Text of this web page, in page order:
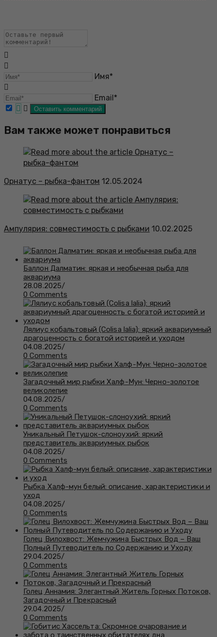
Имя*
Email*
Вам также может понравиться
Орнатус – рыбка-фантом 12.05.2024
Ампулярия: совместимость с рыбками 10.02.2025
Баллон Далматин: яркая и необычная рыба для
аквариума
28.08.2025/
0 Comments
Лялиус кобальтовый (Colisa lalia): яркий аквариумный
драгоценность с богатой историей и уходом
04.08.2025/
0 Comments
Загадочный мир рыбки Халф-Мун: Черно-золотое
великолепие
04.08.2025/
0 Comments
Уникальный Петушок-слоноухий: яркий
представитель аквариумных рыбок
04.08.2025/
0 Comments
Рыбка Халф-мун белый: описание, характеристики и
уход
04.08.2025/
0 Comments
Голец Вилохвост: Жемчужина Быстрых Вод – Ваш
Полный Путеводитель по Содержанию и Уходу
29.04.2025/
0 Comments
Голец Аннамия: Элегантный Житель Горных Потоков,
Загадочный и Прекрасный
29.04.2025/
0 Comments